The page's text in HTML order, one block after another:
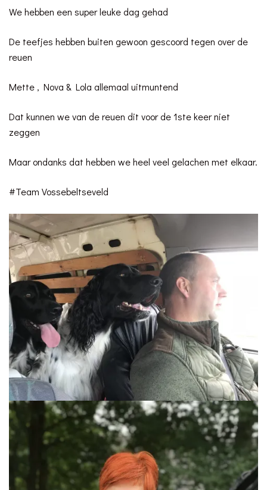
We hebben een super leuke dag gehad
De teefjes hebben buiten gewoon gescoord tegen over de
reuen
Mette , Nova & Lola allemaal uitmuntend
Dat kunnen we van de reuen dit voor de 1ste keer niet
zeggen
Maar ondanks dat hebben we heel veel gelachen met elkaar.
#Team Vossebeltseveld